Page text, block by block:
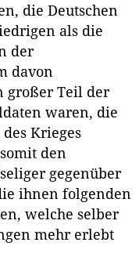
die Deutschen
als die
der
davon
großer Teil der
waren, die
Krieges
den
gegenüber
ihnen folgenden
welche selber
mehr erlebt